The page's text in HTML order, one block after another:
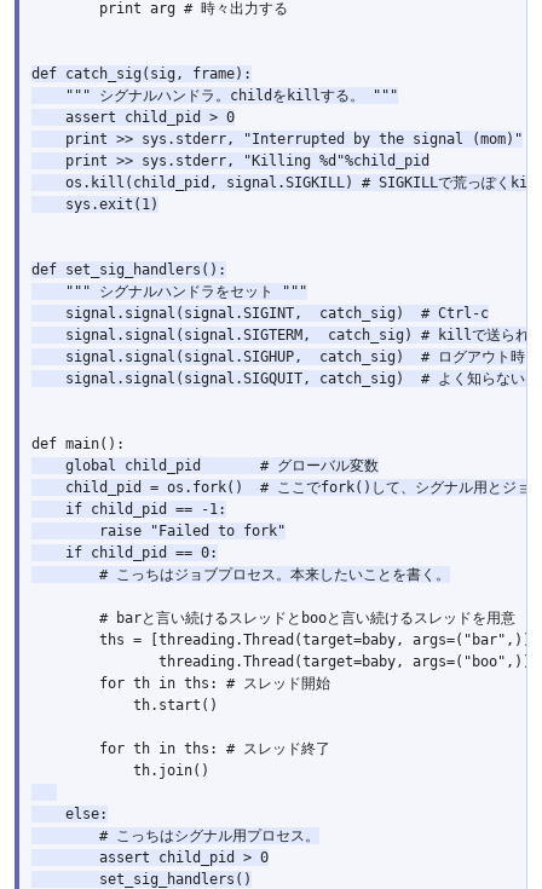
        print arg # 時々出力する
def catch_sig(sig, frame):
""" シグナルハンドラ。childをkillする。 """
    assert child_pid > 0
    print >> sys.stderr, "Interrupted by the signal (mom)"
    print >> sys.stderr, "Killing %d"%child_pid
    os.kill(child_pid, signal.SIGKILL)
# SIGKILLで荒っぽくkill
    sys.exit(1)
def set_sig_handlers():
""" シグナルハンドラをセット """
    signal.signal(signal.SIGINT,  catch_sig)
# Ctrl-c
    signal.signal(signal.SIGTERM,  catch_sig)
# killで送られ
    signal.signal(signal.SIGHUP,  catch_sig)
# ログアウト時
    signal.signal(signal.SIGQUIT, catch_sig)
# よく知らないけ
def main():
    global child_pid
# グローバル変数
    child_pid = os.fork()
# ここでfork()して、シグナル用とジョ
    if child_pid == -1:
        raise "Failed to fork"
    if child_pid == 0:
# こっちはジョブプロセス。本来したいことを書く。
        # barと言い続けるスレッドとbooと言い続けるスレッドを用意
ths = [threading.Thread(target=baby,
               threading.Thread(target=baby, args=("boo",))]
        for th in ths: # スレッド開始
            th.start()
        for th in ths: # スレッド終了
    else:
# こっちはシグナル用プロセス。
        assert child_pid > 0
        set_sig_handlers()